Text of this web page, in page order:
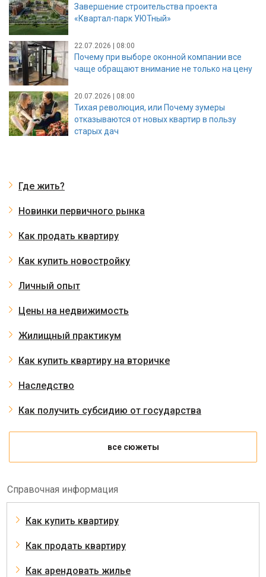
Завершение строительства проекта
«Квартал-парк УЮТный»
22.07.2026 | 08:00
Почему при выборе оконной компании все
чаще обращают внимание не только на цену
20.07.2026 | 08:00
Тихая революция, или Почему зумеры
отказываются от новых квартир в пользу
старых дач
Где жить?
Новинки первичного рынка
Как продать квартиру
Как купить новостройку
Личный опыт
Цены на недвижимость
Жилищный практикум
Как купить квартиру на вторичке
Наследство
Как получить субсидию от государства
все сюжеты
Справочная информация
Как купить квартиру
Как продать квартиру
Как арендовать жилье